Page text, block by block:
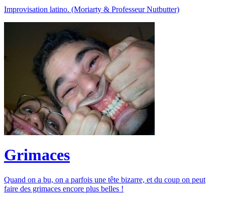
Improvisation latino. (Moriarty & Professeur Nutbutter)
Grimaces
Quand on a bu, on a parfois une tête bizarre, et du coup on peut
faire des grimaces encore plus belles !